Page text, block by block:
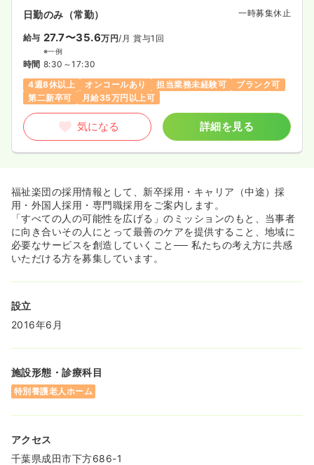
日勤のみ（常勤） 一時募集休止
給与 27.7〜35.6万円/月 賞与1回
※一例
時間 8:30～17:30
4週8休以上
オンコールあり 担当業務未経験可
ブランク可
第二新卒可
月給35万円以上可
気になる 詳細を見る
福祉楽団の採用情報として、新卒採用・キャリア（中途）採
用・外国人採用・専門職採用をご案内します。
「すべての人の可能性を広げる」のミッションのもと、当事者
に向き合いその人にとって最善のケアを提供すること、地域に
必要なサービスを創造していくこと── 私たちの考え方に共感
いただける方を募集しています。
設立
2016年6月
施設形態・診療科目
特別養護老人ホーム
アクセス
千葉県成田市下方686-1